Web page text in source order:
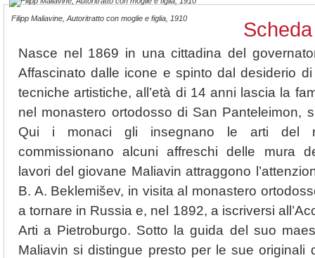
Filipp Maliavine, Autoritratto con moglie e figlia, 1910
Nasce nel 1869 in una cittadina del
Affascinato dalle icone e spinto dal desiderio
tecniche artistiche, all’età di 14 anni lascia la
nel monastero ortodosso di San Panteleimon,
Qui i monaci gli insegnano le arti del
commissionano alcuni affreschi delle mura
lavori del giovane Maliavin attraggono
B. A. Beklemišev, in visita al monastero
a tornare in Russia e, nel 1892, a iscriversi
Arti a Pietroburgo. Sotto la guida del suo
Maliavin si distingue presto per le sue originali